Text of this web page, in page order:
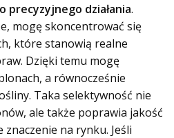
precyzyjnego działania.
mogę skoncentrować się
które stanowią realne
Dzięki temu mogę
a równocześnie
Taka selektywność nie
ale także poprawia jakość
na rynku. Jeśli